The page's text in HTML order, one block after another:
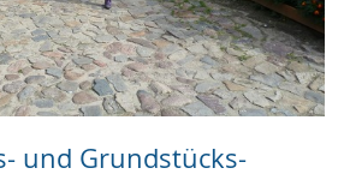
und Grundstücks-